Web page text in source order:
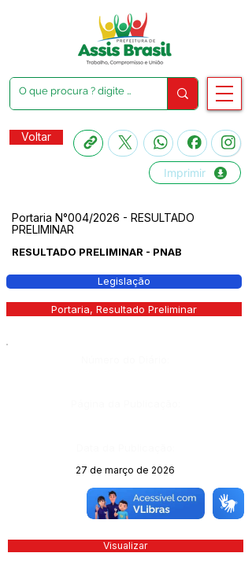
Voltar
Imprimir
Portaria N°004/2026 - RESULTADO
PRELIMINAR
RESULTADO PRELIMINAR - PNAB
Legislação
Portaria, Resultado Preliminar
27 de março de 2026
Órgão:
Visualizar